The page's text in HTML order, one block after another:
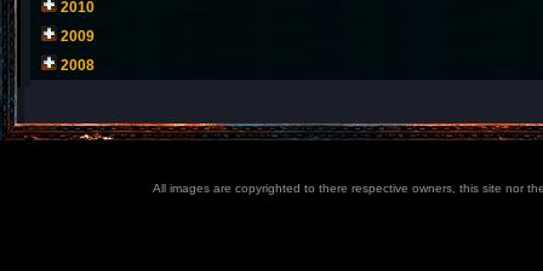
2010
2009
2008
All images are copyrighted to there respective owners, this site nor